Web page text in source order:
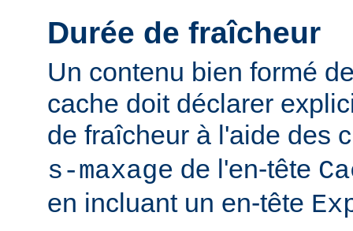
Durée de fraîcheur
Un contenu bien formé
cache doit déclarer
de fraîcheur à l'aide des
s-maxage de l'en-tête
en incluant un en-tête